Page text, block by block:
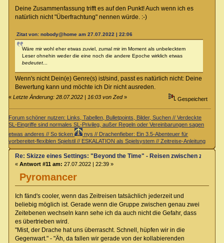
Deine Zusammenfassung trifft es auf den Punkt! Auch wenn ich es
natürlich nicht "Überfrachtung" nennen würde. :-)
Zitat von: nobody@home am 27.07.2022 | 22:06
Wäre mir wohl eher etwas zuviel, zumal mir im Moment als unbelecktem
Leser ohnehin weder die eine noch die andere Epoche wirklich etwas
bedeutet...
Wenn's nicht Dein(e) Genre(s) ist/sind, passt es natürlich nicht: Deine
Bewertung kann und möchte ich Dir nicht ausreden.
«Letzte Änderung: 28.07.2022 | 16:03 von Zed» Gespeichert
Forum schöner nutzen: Links, Tabellen, Bulletpoints, Bilder, Suchen // Verdeckte
SL-Eingriffe sind normales SL-Privileg, außer Regeln oder Vereinbarungen sagen
etwas anderes // So ticken
nys // Drachenfieber: Ein 3.5-Abenteuer für
vorbereitet-flexiblen Spielstil // ESKALATION als Spielsystem // Zeitreise-Anleitung
Pyromancer
Re: Skizze eines Settings: "Beyond the Time" - Reisen zwischen zwei
« Antwort #11 am: 27.07.2022 | 22:39 »
Ich fänd's cooler, wenn das Zeitreisen tatsächlich jederzeit und
beliebig möglich ist. Gerade wenn die Gruppe zwischen genau zwei
Zeitebenen wechseln kann sehe ich da auch nicht die Gefahr, dass
es übertrieben wird.
"Mist, der Drache hat uns überrascht. Schnell, hüpfen wir in die
Gegenwart." - "Äh, da fallen wir gerade von der kollabierenden